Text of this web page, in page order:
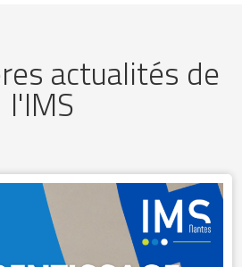
actualités de
l'IMS